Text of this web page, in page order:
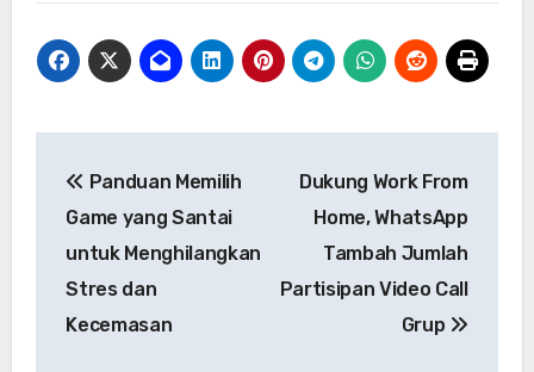
pos
Panduan Memilih
Game yang Santai
untuk Menghilangkan
Stres dan
Kecemasan
Dukung Work From
Home, WhatsApp
Tambah Jumlah
Partisipan Video Call
Grup